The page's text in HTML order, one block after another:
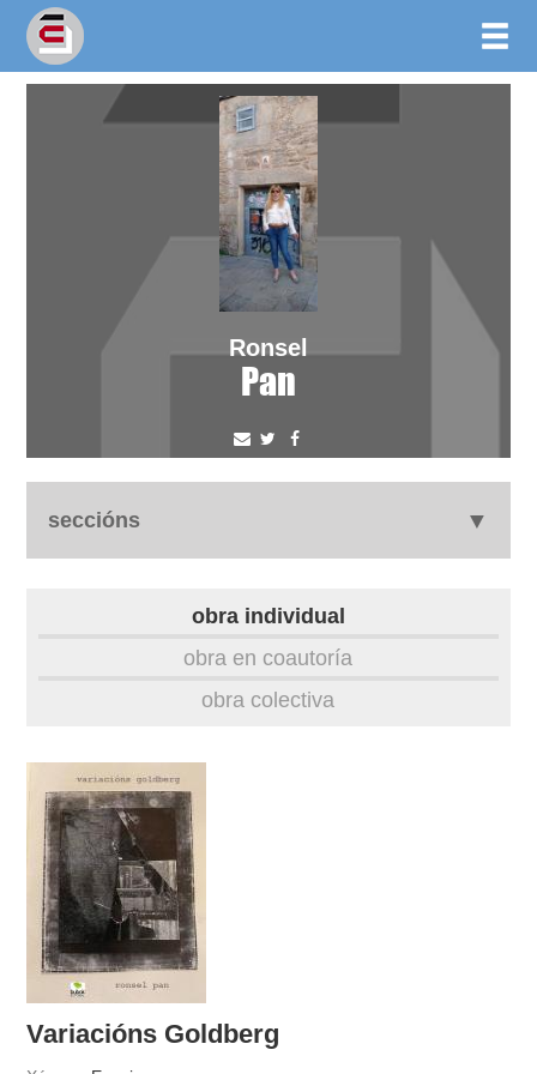
Ronsel
Pan
seccións
videoteca
outros docs
obra individual
obra en coautoría
obra colectiva
Variacións Goldberg